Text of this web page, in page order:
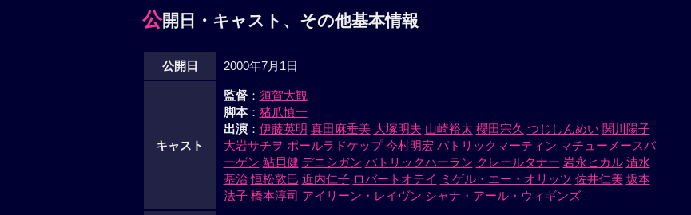
公開日・キャスト、その他基本情報
公開日 2000年7月1日
キャスト
監督： 須賀大観
脚本： 猪爪慎一
出演： 伊藤英明 真田麻垂美 大塚明夫 山崎裕太 櫻田宗久 つじしんめい 関川陽子
大岩サチヲ ポールラドケップ 今村明宏 パトリックマーティン マチューメースバ
ーゲン 鮎貝健 デニシガン パトリックハーラン クレールタナー 岩永ヒカル 清水
基治 恒松敦巳 近内仁子 ロバートオテイ ミゲル・エー・オリッツ 佐井仁美 坂本
法子 橋本淳司 アイリーン・レイヴン シャナ・アール・ウィギンズ